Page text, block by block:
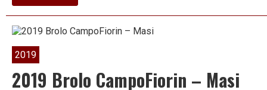
2017
Amarone
Riserva
2019
2019 Brolo CampoFiorin – Masi